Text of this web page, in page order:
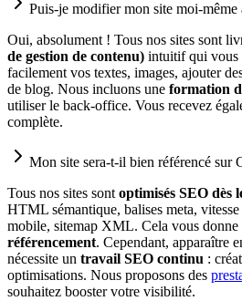
Puis-je modifier mon site moi-même
Oui, absolument ! Tous nos sites sont
de gestion de contenu) intuitif qui vous
facilement vos textes, images, ajouter
de blog. Nous incluons une formation
utiliser le back-office. Vous recevez
complète.
Mon site sera-t-il bien référencé sur
Tous nos sites sont optimisés SEO dès
HTML sémantique, balises meta,
mobile, sitemap XML. Cela vous donne
référencement. Cependant, apparaître
nécessite un travail SEO continu :
optimisations. Nous proposons des
souhaitez booster votre visibilité.